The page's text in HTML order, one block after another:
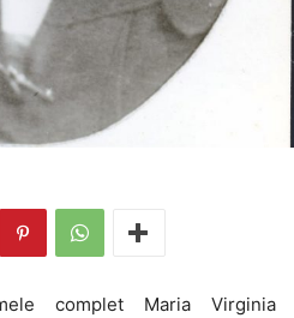
complet Maria Virginia